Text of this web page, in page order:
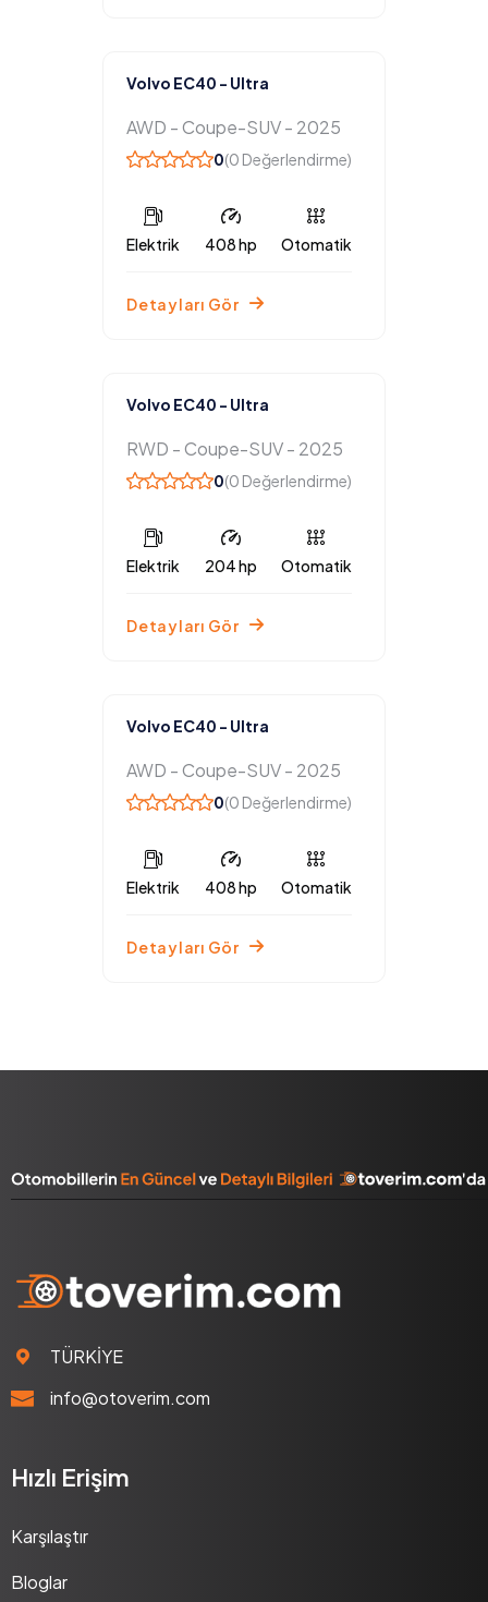
Volvo EC40 - Ultra
AWD - Coupe-SUV - 2025
0(0 Değerlendirme)
Elektrik 408 hp Otomatik
Detayları Gör
Volvo EC40 - Ultra
RWD - Coupe-SUV - 2025
0(0 Değerlendirme)
Elektrik 204 hp Otomatik
Detayları Gör
Volvo EC40 - Ultra
AWD - Coupe-SUV - 2025
0(0 Değerlendirme)
Elektrik 408 hp Otomatik
Detayları Gör
TÜRKİYE
info@otoverim.com
Hızlı Erişim
Karşılaştır
Bloglar